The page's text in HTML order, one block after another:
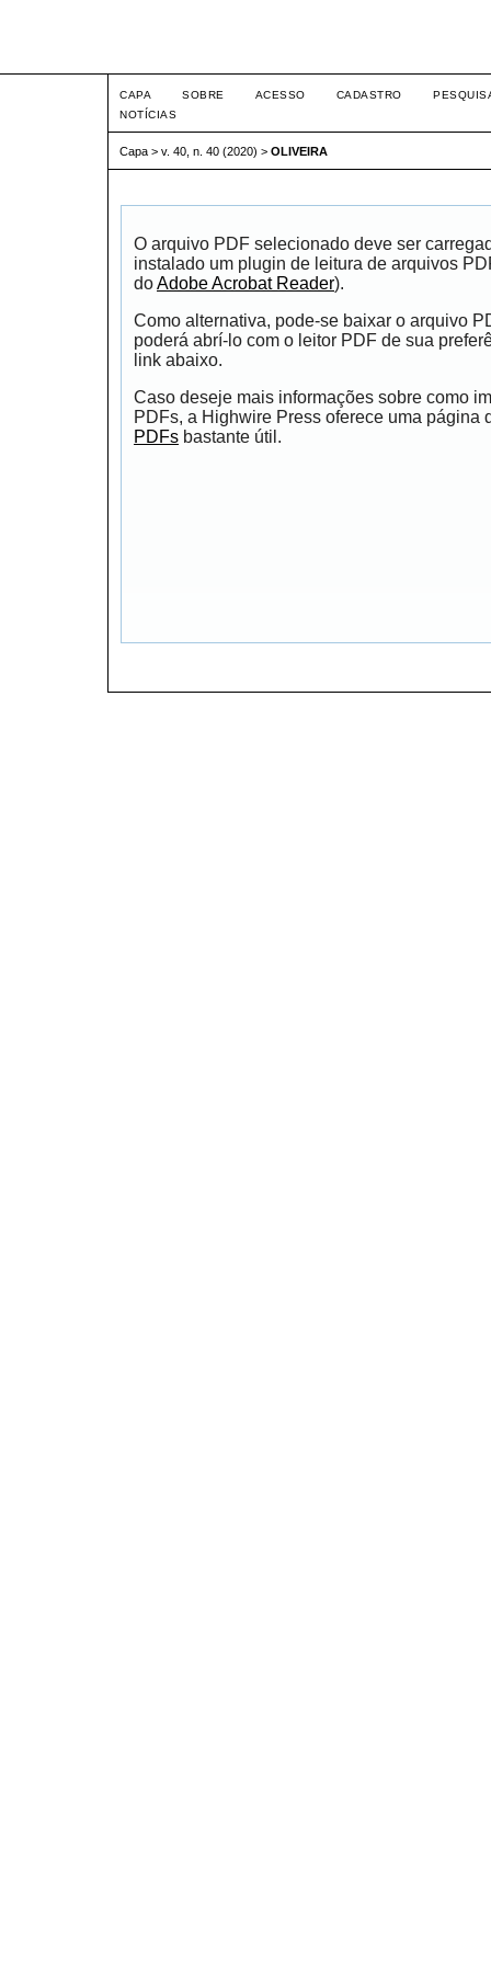
CAPA SOBRE ACESSO CADASTRO
NOTÍCIAS
Capa > v. 40, n. 40 (2020) > OLIVEIRA
O arquivo PDF selecionado deve ser
instalado um plugin de leitura de arquivos
doAdobe Acrobat Reader).
Como alternativa, pode-se baixar o arquivo
poderá abrí-lo com o leitor PDF de sua
link abaixo.
Caso deseje mais informações sobre como
PDFs, a Highwire Press oferece uma página
PDFs bastante útil.